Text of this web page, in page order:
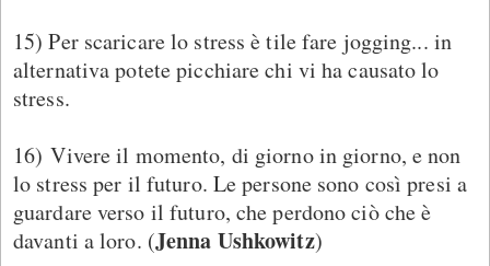
15) Per scaricare lo stress è tile fare jogging... in
alternativa potete picchiare chi vi ha causato lo
stress.
16) Vivere il momento, di giorno in giorno, e non
lo stress per il futuro. Le persone sono così presi a
guardare verso il futuro, che perdono ciò che è
davanti a loro. (Jenna Ushkowitz)